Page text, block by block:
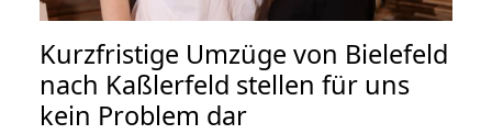
Kurzfristige Umzüge von Bielefeld
nach Kaßlerfeld stellen für uns
kein Problem dar